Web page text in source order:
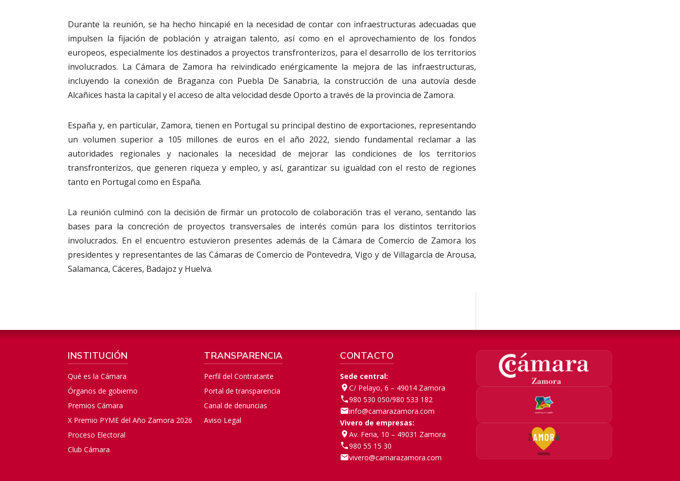
Durante la reunión, se ha hecho hincapié en la necesidad de contar con infraestructuras adecuadas que
impulsen la fijación de población y atraigan talento, así como en el aprovechamiento de los fondos
europeos, especialmente los destinados a proyectos transfronterizos, para el desarrollo de los territorios
involucrados. La Cámara de Zamora ha reivindicado enérgicamente la mejora de las infraestructuras,
incluyendo la conexión de Braganza con Puebla De Sanabria, la construcción de una autovía desde
Alcañices hasta la capital y el acceso de alta velocidad desde Oporto a través de la provincia de Zamora.
España y, en particular, Zamora, tienen en Portugal su principal destino de exportaciones, representando
un volumen superior a 105 millones de euros en el año 2022, siendo fundamental reclamar a las
autoridades regionales y nacionales la necesidad de mejorar las condiciones de los territorios
transfronterizos, que generen riqueza y empleo, y así, garantizar su igualdad con el resto de regiones
tanto en Portugal como en España.
La reunión culminó con la decisión de firmar un protocolo de colaboración tras el verano, sentando las
bases para la concreción de proyectos transversales de interés común para los distintos territorios
involucrados. En el encuentro estuvieron presentes además de la Cámara de Comercio de Zamora los
presidentes y representantes de las Cámaras de Comercio de Pontevedra, Vigo y de Villagarcía de Arousa,
Salamanca, Cáceres, Badajoz y Huelva.
INSTITUCIÓN
Qué es la Cámara
Órganos de gobierno
Premios Cámara
X Premio PYME del Año Zamora 2026
Proceso Electoral
Club Cámara
TRANSPARENCIA
Perfil del Contratante
Portal de transparencia
Canal de denuncias
Aviso Legal
CONTACTO
Sede central:
C/ Pelayo, 6 – 49014 Zamora
980 530 050/980 533 182
info@camarazamora.com
Vivero de empresas:
Av. Feria, 10 – 49031 Zamora
980 55 15 30
vivero@camarazamora.com